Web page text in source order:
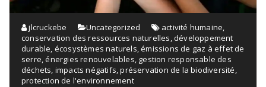
jlcruckebe Uncategorized activité humaine,
conservation des ressources naturelles,développement
durable, écosystèmes naturels,émissions de gaz à effet de
serre,énergies renouvelables, gestion responsable des
déchets, impacts négatifs,préservation de la biodiversité,
protection de l'environnement